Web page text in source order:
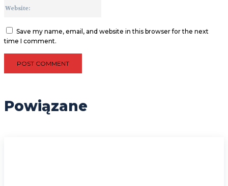
Save my name, email, and website in this browser for the next
time I comment.
Powiązane